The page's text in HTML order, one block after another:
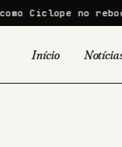
Ciclope no reboot
Início